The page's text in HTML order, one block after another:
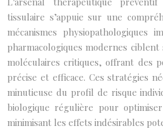
tissulaire s’appuie sur une
mécanismes physiopathologiques
pharmacologiques modernes
moléculaires critiques, offrant des
précise et efficace. Ces stratégies
minutieuse du profil de risque
biologique régulière pour
minimisant les effets indésirables